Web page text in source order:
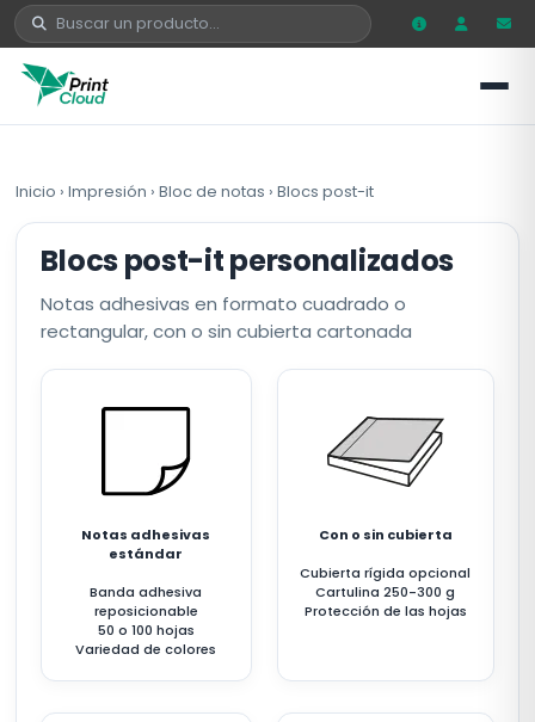
Inicio ›Impresión ›Bloc de notas ›Blocs post-it
Blocs post-it personalizados
Notas adhesivas en formato cuadrado o
rectangular, con o sin cubierta cartonada
Notas adhesivas
estándar
Banda adhesiva
reposicionable
50 o 100 hojas
Variedad de colores
Con o sin cubierta
Cubierta rígida opcional
Cartulina 250-300 g
Protección de las hojas